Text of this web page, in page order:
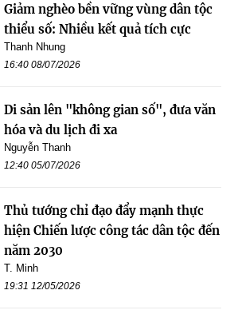
Giảm nghèo bền vững vùng dân tộc
thiểu số: Nhiều kết quả tích cực
Thanh Nhung
16:40 08/07/2026
Di sản lên "không gian số", đưa văn
hóa và du lịch đi xa
Nguyễn Thanh
12:40 05/07/2026
Thủ tướng chỉ đạo đẩy mạnh thực
hiện Chiến lược công tác dân tộc đến
năm 2030
T. Minh
19:31 12/05/2026